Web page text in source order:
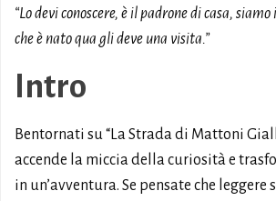
“Lo devi conoscere, è il padrone di casa,
che è nato qua gli deve una visita.”
Intro
Bentornati su “La Strada di Mattoni
accende la miccia della curiosità e
in un’avventura. Se pensate che leggere